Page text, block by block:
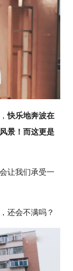
快乐地奔波在
景！而这更是
让我们承受一
还会不满吗？